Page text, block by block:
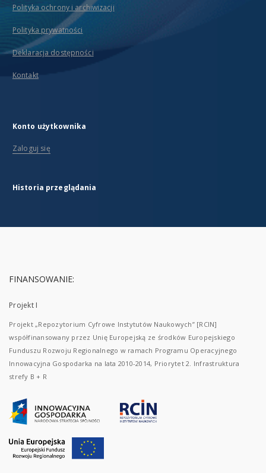
Polityka ochrony i archiwizacji
Polityka prywatności
Deklaracja dostępności
Kontakt
Konto użytkownika
Zaloguj się
Historia przeglądania
FINANSOWANIE:
Projekt I
Projekt „Repozytorium Cyfrowe Instytutów Naukowych” [RCIN]
współfinansowany przez Unię Europejską ze środków Europejskiego
Funduszu Rozwoju Regionalnego w ramach Programu Operacyjnego
Innowacyjna Gospodarka na lata 2010-2014, Priorytet 2. Infrastruktura
strefy B + R